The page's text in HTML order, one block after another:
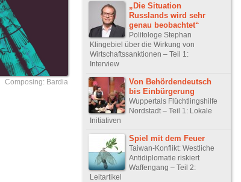
Composing: Bardia
„Die Situation
Russlands wird sehr
genau beobachtet“
Politologe Stephan
Klingebiel über die Wirkung von
Wirtschaftssanktionen – Teil 1:
Interview
Von Behördendeutsch
bis Einbürgerung
Wuppertals Flüchtlingshilfe
Nordstadt – Teil 1: Lokale
Initiativen
Spiel mit dem Feuer
Taiwan-Konflikt: Westliche
Antidiplomatie riskiert
Waffengang – Teil 2:
Leitartikel